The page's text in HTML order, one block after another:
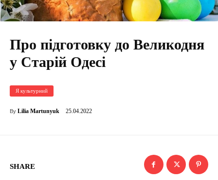
Про підготовку до Великодня
у Старій Одесі
Я культурний
By Lilia Martunyuk 25.04.2022
SHARE